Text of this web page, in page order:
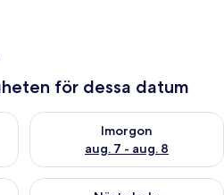
för dessa datum
ikväll aug. 6 - aug. 7
Imorgon
aug. 7 - aug. 8
Kontrollera tillgängligheten
den här helgen aug. 7 - aug. 9
Kontrollera tillgängligheten